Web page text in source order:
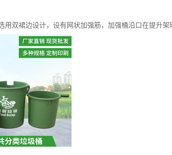
双裙边设计，设有网状加强筋，加强桶沿口在提升架